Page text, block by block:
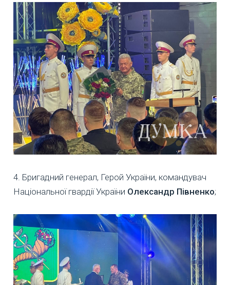
4. Бригадний генерал, Герой України, командувач
Національної гвардії України Олександр Півненко;